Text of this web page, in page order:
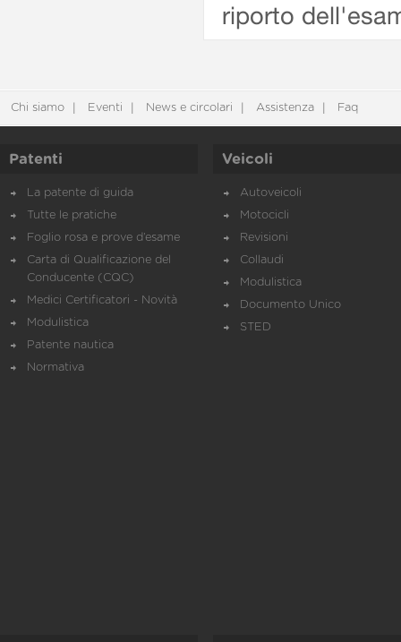
riporto
Chi siamo Eventi News e circolari Assistenza Faq
Patenti
La patente di guida
Tutte le pratiche
Foglio rosa e prove d’esame
Carta di Qualificazione del
Conducente (CQC)
Medici Certificatori - Novità
Modulistica
Patente nautica
Normativa
Veicoli
Autoveicoli
Motocicli
Revisioni
Collaudi
Modulistica
Documento Unico
STED